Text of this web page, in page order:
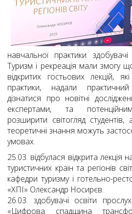
навчальної практики здобувачі
Туризм і рекреація мали змогу
відкритих гостьових лекцій,
практики, надали
дізнатися про новітні
експертами, та
розширити світогляд
теоретичні знання можуть
умовах.
25.03. відбулася відкрита лекція
туристичних країн та регіонів
кафедри туризму і готельно-
«ХПІ» Олександр Носирєв.
26.03. здобувачі освіти
«Цифрова спадщина